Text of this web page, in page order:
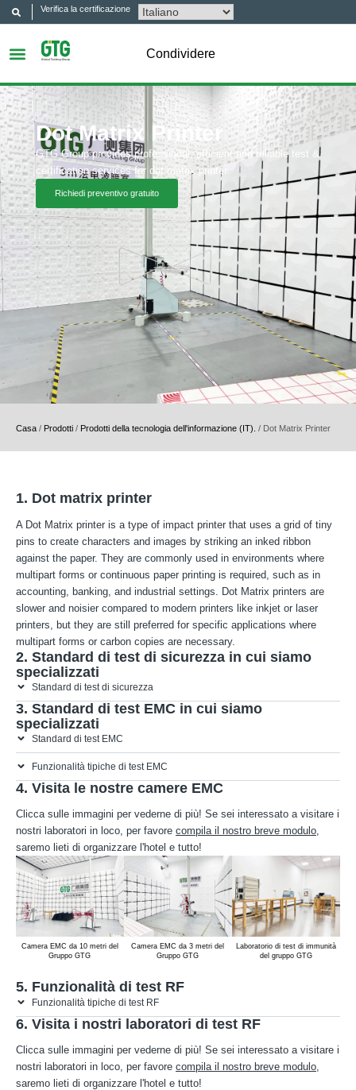
Verifica la certificazione
Condividere
Dot Matrix Printer
GTG Group provides professional, efficient and reliable test &
certification services for dot matrix printer.
Richiedi preventivo gratuito
Casa / Prodotti / Prodotti della tecnologia dell'informazione (IT). / Dot Matrix Printer
1. Dot matrix printer
A Dot Matrix printer is a type of impact printer that uses a grid of tiny
pins to create characters and images by striking an inked ribbon
against the paper. They are commonly used in environments where
multipart forms or continuous paper printing is required, such as in
accounting, banking, and industrial settings. Dot Matrix printers are
slower and noisier compared to modern printers like inkjet or laser
printers, but they are still preferred for specific applications where
multipart forms or carbon copies are necessary.
2. Standard di test di sicurezza in cui siamo
specializzati
Standard di test di sicurezza
3. Standard di test EMC in cui siamo
specializzati
Standard di test EMC
Funzionalità tipiche di test EMC
4. Visita le nostre camere EMC
Clicca sulle immagini per vederne di più! Se sei interessato a visitare i
nostri laboratori in loco, per favore compila il nostro breve modulo,
saremo lieti di organizzare l'hotel e tutto!
Camera EMC da 10 metri del
Gruppo GTG
Camera EMC da 3 metri del
Gruppo GTG
Laboratorio di test di immunità
del gruppo GTG
5. Funzionalità di test RF
Funzionalità tipiche di test RF
6. Visita i nostri laboratori di test RF
Clicca sulle immagini per vederne di più! Se sei interessato a visitare i
nostri laboratori in loco, per favore compila il nostro breve modulo
saremo lieti di organizzare l'hotel e tutto!